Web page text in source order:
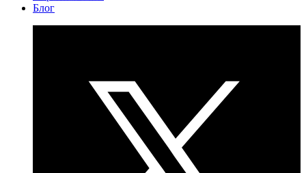
Блог